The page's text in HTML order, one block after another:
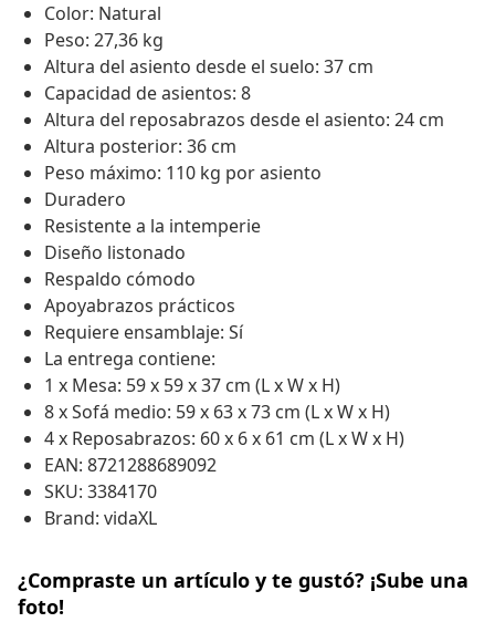
Color: Natural
Peso: 27,36 kg
Altura del asiento desde el suelo: 37 cm
Capacidad de asientos: 8
Altura del reposabrazos desde el asiento: 24 cm
Altura posterior: 36 cm
Peso máximo: 110 kg por asiento
Duradero
Resistente a la intemperie
Diseño listonado
Respaldo cómodo
Apoyabrazos prácticos
Requiere ensamblaje: Sí
La entrega contiene:
1 x Mesa: 59 x 59 x 37 cm (L x W x H)
8 x Sofá medio: 59 x 63 x 73 cm (L x W x H)
4 x Reposabrazos: 60 x 6 x 61 cm (L x W x H)
EAN: 8721288689092
SKU: 3384170
Brand: vidaXL
¿Compraste un artículo y te gustó? ¡Sube una
foto!